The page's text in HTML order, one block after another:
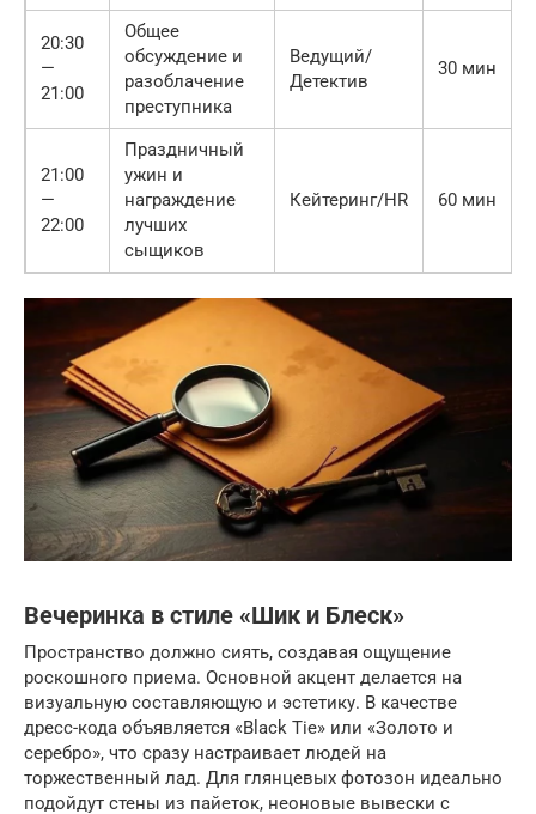
20:30
—
21:00
Общее
обсуждение и
разоблачение
преступника
Ведущий/
Детектив
30 мин
21:00
—
22:00
Праздничный
ужин и
награждение
лучших
сыщиков
Кейтеринг/HR 60 мин
Вечеринка в стиле «Шик и Блеск»
Пространство должно сиять, создавая ощущение
роскошного приема. Основной акцент делается на
визуальную составляющую и эстетику. В качестве
дресс-кода объявляется «Black Tie» или «Золото и
серебро», что сразу настраивает людей на
торжественный лад. Для глянцевых фотозон идеально
подойдут стены из пайеток, неоновые вывески с